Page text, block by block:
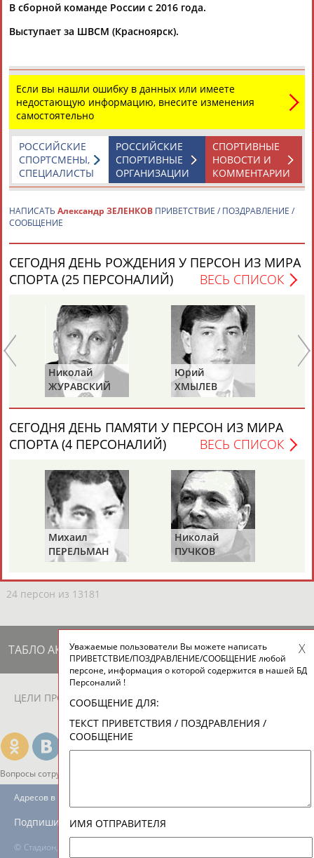
АББАТЕ-
БУЛАТОВА
АББЯСОВА
АБДИКАРИМОВААБДРАХМАНОВ
Каримжан
АБДРАХМАНОВ
Аделя
АБДРАХМАНОВА
Андрей
АБДУВАЛИЕВ
Герман
АБДУЛАЕВ
Рамазан
АБДУЛАЕВ
Тагир
АБДУЛАЕВ
Камиль
АБДУЛАЗИЗОВ
Загалав
АБДУЛБЕКОВ
Камалудин
АБДУЛДАУДОВ
Абдула
АБДУЛЖАЛИЛОВ
Магомед
АБДУЛКАГИРОВ
Назир
АБДУЛЛАЕВ
24 персон из 13181
ЕЩЁ ПЕРСОНЫ
ТАБЛО АКТИВНОСТИ
ЦЕЛИ ПРОЕКТА КОНТАКТЫ
Вопросы сотрудничества и совместной деятельности
© Стадион, 1998-2026
Адресов в новостной рассылке: 996
Подпишись
В сборной команде России с 2016 года.
Выступает за ШВСМ (Красноярск).
Если вы нашли ошибку в данных или имеете
недостающую информацию, внесите изменения
самостоятельно
СПОРТИВНЫЕ
НОВОСТИ И
КОММЕНТАРИИ
РОССИЙСКИЕ
СПОРТИВНЫЕ
ОРГАНИЗАЦИИ
РОССИЙСКИЕ
СПОРТСМЕНЫ,
СПЕЦИАЛИСТЫ
НАПИСАТЬ Александр ЗЕЛЕНКОВ ПРИВЕТСТВИЕ / ПОЗДРАВЛЕНИЕ /
СООБЩЕНИЕ
СЕГОДНЯ ДЕНЬ РОЖДЕНИЯ У ПЕРСОН ИЗ МИРА
СПОРТА (25 ПЕРСОНАЛИЙ)
ВЕСЬ СПИСОК
Николай
ЖУРАВСКИЙ
Юрий
ХМЫЛЕВ
СЕГОДНЯ ДЕНЬ ПАМЯТИ У ПЕРСОН ИЗ МИРА
СПОРТА (4 ПЕРСОНАЛИЙ)
ВЕСЬ СПИСОК
Михаил
ПЕРЕЛЬМАН
(ПЕРЛЬМАН)
Николай
ПУЧКОВ
Уважаемые пользователи Вы можете написать
ПРИВЕТСТВИЕ/ПОЗДРАВЛЕНИЕ/СООБЩЕНИЕ любой
персоне, информация о которой содержится в нашей БД
Персоналий !
СООБЩЕНИЕ ДЛЯ:
ТЕКСТ ПРИВЕТСТВИЯ / ПОЗДРАВЛЕНИЯ /
СООБЩЕНИЕ
ИМЯ ОТПРАВИТЕЛЯ